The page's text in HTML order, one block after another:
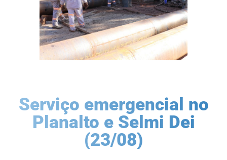
Serviço emergencial no
Planalto e Selmi Dei
(23/08)